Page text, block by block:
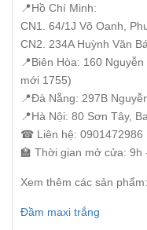
📍Hồ Chí Minh:
CN1. 64/1J Võ Oanh,
CN2. 234A Huỳnh Văn
📍Biên Hòa: 160
mới 1755)
📍Đà Nẵng: 297B
📍Hà Nội: 80 Sơn Tây,
☎ Liên hệ: 0901472986
🏫 Thời gian mở cửa: 9h
Xem thêm các sản phẩm:
Đầm maxi trắng